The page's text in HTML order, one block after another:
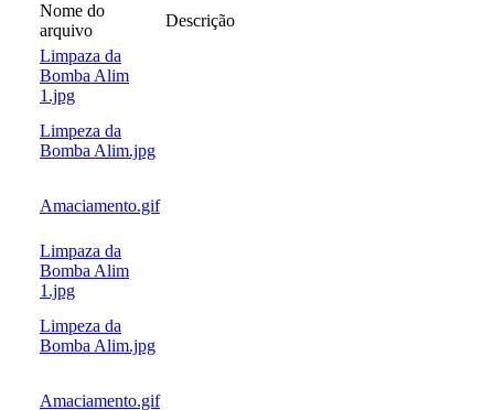
Nome do
arquivo
Descrição
Limpaza da
Bomba Alim
1.jpg
Limpeza da
Bomba Alim.jpg
Amaciamento.gif
Limpaza da
Bomba Alim
1.jpg
Limpeza da
Bomba Alim.jpg
Amaciamento.gif